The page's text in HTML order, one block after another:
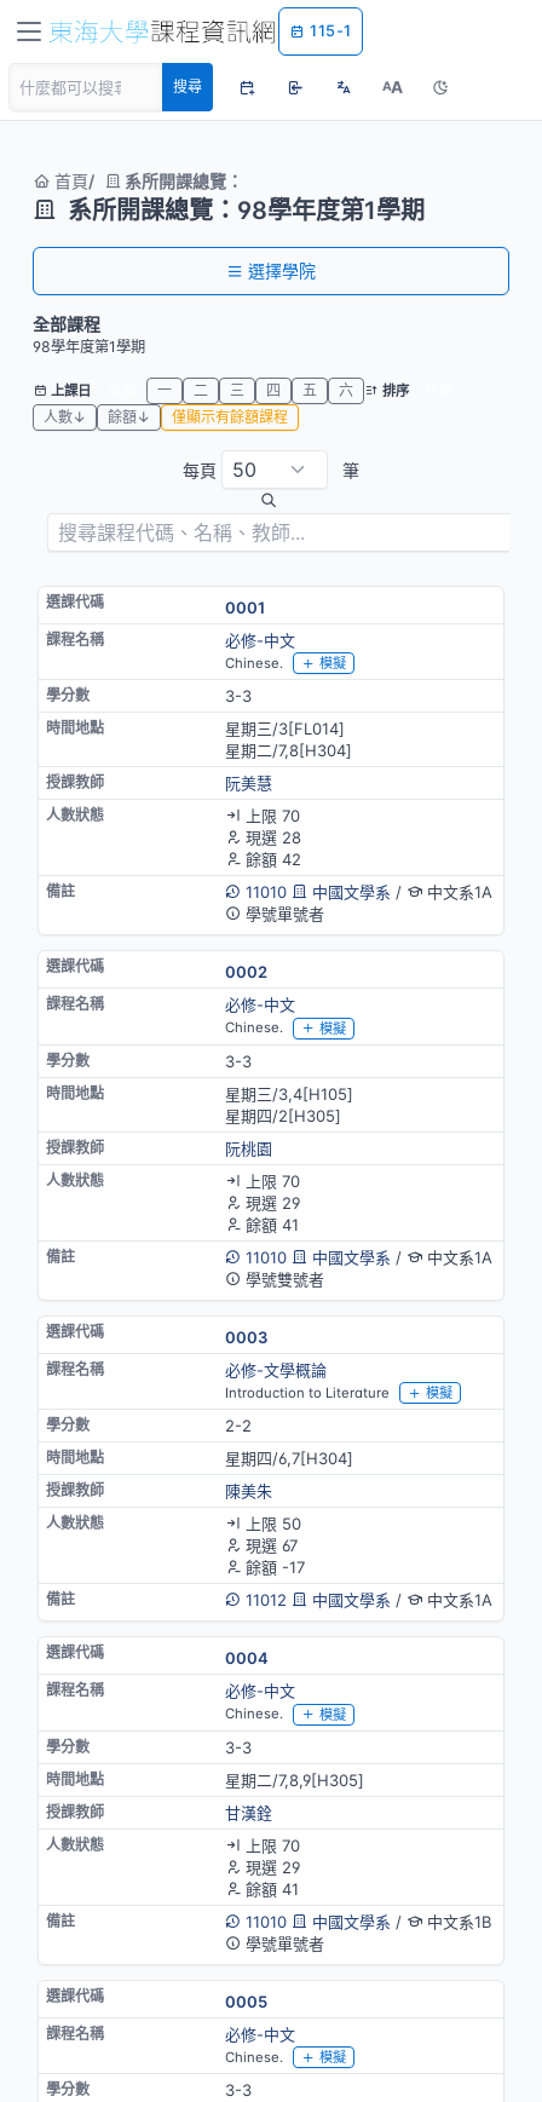
115-1
搜尋 AA
首頁 系所開課總覽：
系所開課總覽：98學年度第1學期
選擇學院
全部課程
98學年度第1學期
上課日 一 二 三 四 五 六 排序
人數↓
餘額↓ 僅顯示有餘額課程
每頁 筆
0001
必修-中文
Chinese. 模擬
3-3
星期三/3[FL014]
星期二/7,8[H304]
阮美慧
上限 70
現選 28
餘額 42
11010
中國文學系 /
中文系1A
學號單號者
0002
必修-中文
Chinese. 模擬
3-3
星期三/3,4[H105]
星期四/2[H305]
阮桃園
上限 70
現選 29
餘額 41
11010
中國文學系 /
中文系1A
學號雙號者
0003
必修-文學概論
Introduction to Literature 模擬
2-2
星期四/6,7[H304]
陳美朱
上限 50
現選 67
餘額 -17
11012
中國文學系 / 中文系1A
0004
必修-中文
Chinese. 模擬
3-3
星期二/7,8,9[H305]
甘漢銓
上限 70
現選 29
餘額 41
11010
中國文學系 /
中文系1B
學號單號者
0005
必修-中文
Chinese. 模擬
3-3